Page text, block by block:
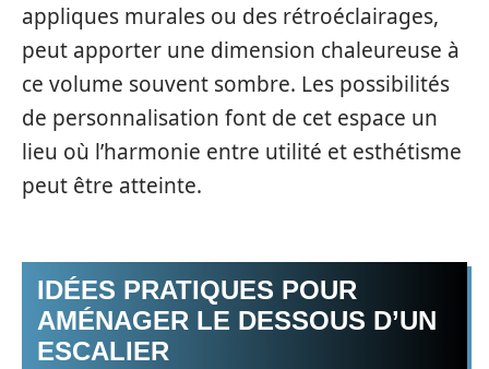
appliques murales ou des rétroéclairages,
peut apporter une dimension chaleureuse à
ce volume souvent sombre. Les possibilités
de personnalisation font de cet espace un
lieu où l’harmonie entre utilité et esthétisme
peut être atteinte.
IDÉES PRATIQUES POUR
AMÉNAGER LE DESSOUS D’UN
ESCALIER